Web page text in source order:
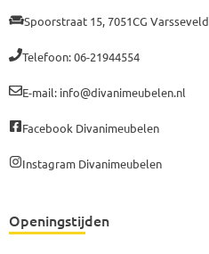
Spoorstraat 15, 7051CG Varsseveld
Telefoon: 06-21944554
E-mail: info@divanimeubelen.nl
Facebook Divanimeubelen
Instagram Divanimeubelen
Openingstijden